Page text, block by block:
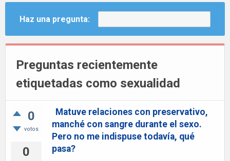
Haz una pregunta:
Preguntas recientemente
etiquetadas como sexualidad
0
votos
0
Matuve relaciones con preservativo,
manché con sangre durante el sexo.
Pero no me indispuse todavía, qué
pasa?